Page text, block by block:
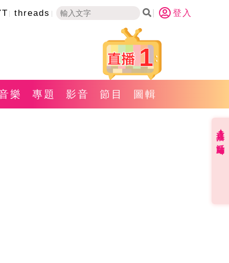
threads 登入
1
樂 專題 影音 節目 圖輯
直播✦活動